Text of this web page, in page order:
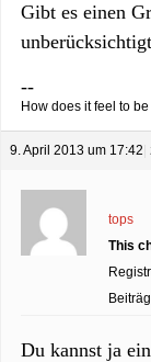
Gibt es einen
--
How does it feel to
9. April 2013 um 17:42
tops
This
Du kannst ja